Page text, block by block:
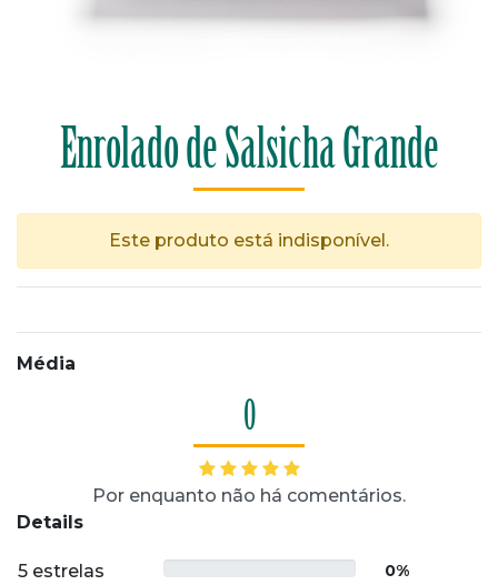
Enrolado de Salsicha Grande
Este produto está indisponível.
Média
0
Por enquanto não há comentários.
Details
5 estrelas 0%